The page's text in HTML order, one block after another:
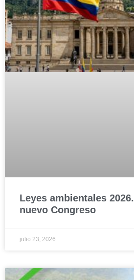
Leyes ambientales
nuevo Congreso
julio 23, 2026